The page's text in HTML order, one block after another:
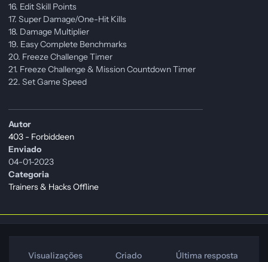
16. Edit Skill Points
17. Super Damage/One-Hit Kills
18. Damage Multiplier
19. Easy Complete Benchmarks
20. Freeze Challenge Timer
21. Freeze Challenge & Mission Countdown Timer
22. Set Game Speed
Autor
403 - Forbiddeen
Enviado
04-01-2023
Categoria
Trainers & Hacks Offline
Visualizações Criado Última resposta